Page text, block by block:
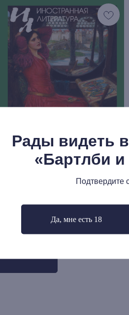
Рады видеть
«Бартлби
Подтвердите
Да, мне есть 18
Иностранная литература №7 (2024)